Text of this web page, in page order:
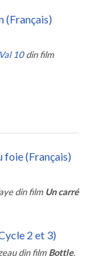
(Français)
10 din film
foie (Français)
din film Un carré
2 et 3)
din film Bottle.